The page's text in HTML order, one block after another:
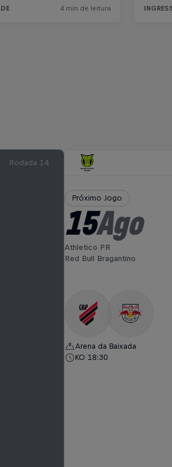
Rodada 14
Próximo Jogo
15Ago
Athletico PR
Red Bull Bragantino
Arena da Baixada
KO 18:30